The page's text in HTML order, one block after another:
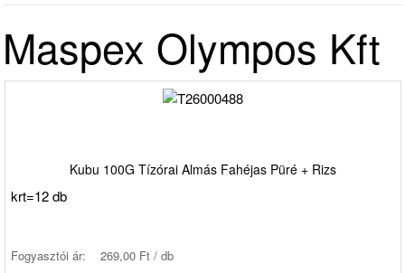
Maspex Olympos Kft
Kubu 100G Tízórai Almás Fahéjas Püré + Rizs
krt=12 db
Fogyasztói ár: 269,00 Ft / db